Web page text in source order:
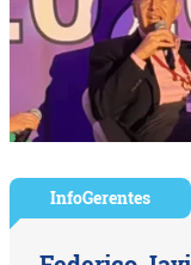
InfoGerentes